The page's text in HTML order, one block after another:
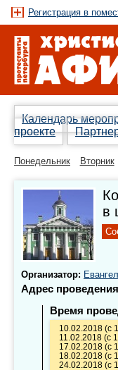
Регистрация в
Календарь
проекте
Понедельник Вторник
в
Организатор:
Адрес
Время
10.02.2018 (с
11.02.2018 (с
17.02.2018 (с
18.02.2018 (с
24.02.2018 (с